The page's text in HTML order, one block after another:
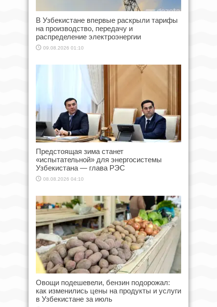
В Узбекистане впервые раскрыли тарифы
на производство, передачу и
распределение электроэнергии
09.08.2026 01:10
Предстоящая зима станет
«испытательной» для энергосистемы
Узбекистана — глава РЭС
08.08.2026 04:10
Овощи подешевели, бензин подорожал:
как изменились цены на продукты и услуги
в Узбекистане за июль